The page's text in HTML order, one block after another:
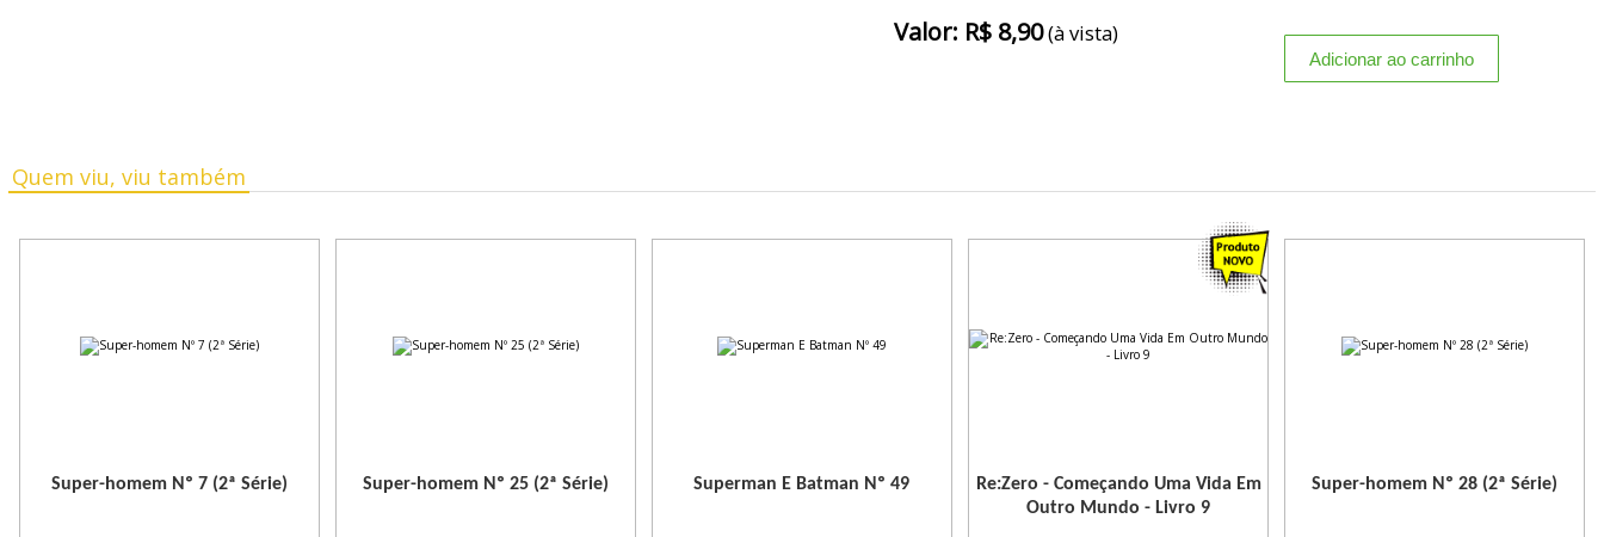
Valor: R$ 8,90(à vista)
Quem viu, viu também
Super-homem Nº 7 (2ª Série) Super-homem Nº 25 (2ª Série) Superman E Batman Nº 49
Re:Zero - Começando Uma Vida Em
Outro Mundo - Livro 9
Super-homem Nº 28 (2ª Série)